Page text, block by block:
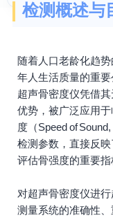
检测概述与
随着人口老龄化趋
年人生活质量的重
超声骨密度仪凭借
优势，被广泛应用
度（Speed of
检测参数，直接反
评估骨强度的重要指
对超声骨密度仪进
测量系统的准确性